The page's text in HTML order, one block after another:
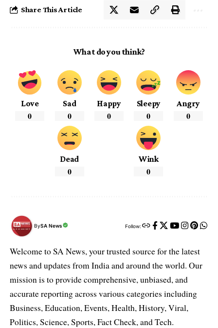
Share This Article
What do you think?
Love
0
Sad
0
Happy
0
Sleepy
0
Angry
0
Dead
0
Wink
0
BySA News Follow:
Welcome to SA News, your trusted source for the latest
news and updates from India and around the world. Our
mission is to provide comprehensive, unbiased, and
accurate reporting across various categories including
Business, Education, Events, Health, History, Viral,
Politics, Science, Sports, Fact Check, and Tech.